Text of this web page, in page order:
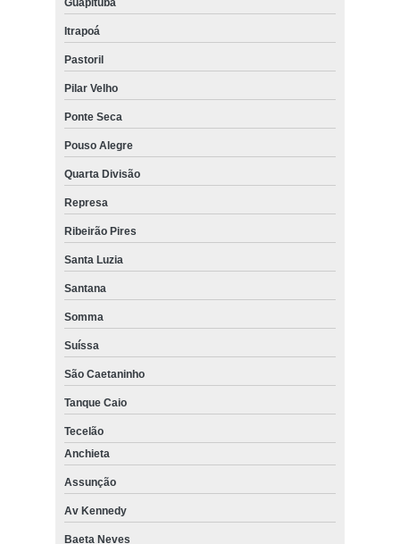
Itrapoá
Pastoril
Pilar Velho
Ponte Seca
Pouso Alegre
Quarta Divisão
Represa
Ribeirão Pires
Santa Luzia
Santana
Somma
Suíssa
São Caetaninho
Tanque Caio
Tecelão
Anchieta
Assunção
Av Kennedy
Baeta Neves